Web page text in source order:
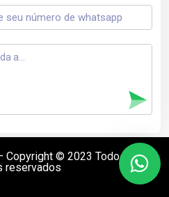
navegador para a próxima vez
Copyright © 2023 Todos os
reservados